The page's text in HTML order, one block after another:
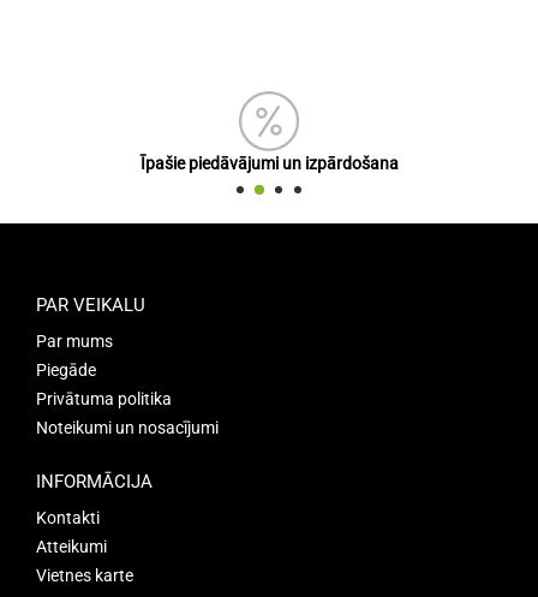
Īpašie piedāvājumi un izpārdošana
PAR VEIKALU
Par mums
Piegāde
Privātuma politika
Noteikumi un nosacījumi
INFORMĀCIJA
Kontakti
Atteikumi
Vietnes karte